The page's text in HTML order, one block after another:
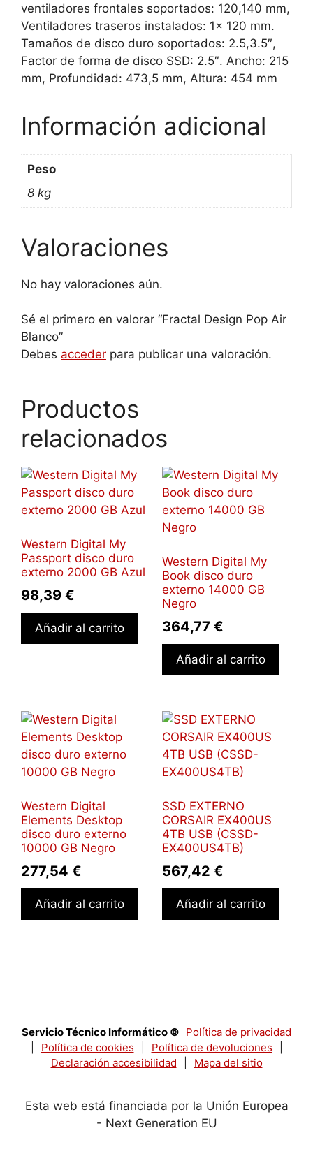
ventiladores frontales soportados: 120,140 mm,
Ventiladores traseros instalados: 1x 120 mm.
Tamaños de disco duro soportados: 2.5,3.5″,
Factor de forma de disco SSD: 2.5″. Ancho: 215
mm, Profundidad: 473,5 mm, Altura: 454 mm
Información adicional
Peso
8 kg
Valoraciones
No hay valoraciones aún.
Sé el primero en valorar “Fractal Design Pop Air
Blanco”
Debes acceder para publicar una valoración.
Productos
relacionados
Western Digital My
Passport disco duro
externo 2000 GB Azul
98,39 €
Añadir al carrito
Western Digital My
Book disco duro
externo 14000 GB
Negro
364,77 €
Añadir al carrito
Western Digital
Elements Desktop
disco duro externo
10000 GB Negro
277,54 €
Añadir al carrito
SSD EXTERNO
CORSAIR EX400US
4TB USB (CSSD-
EX400US4TB)
567,42 €
Añadir al carrito
Servicio Técnico Informático © Política de privacidad
Política de cookies Política de devoluciones
Declaración accesibilidad
Mapa del sitio
Esta web está financiada por la Unión Europea
- Next Generation EU